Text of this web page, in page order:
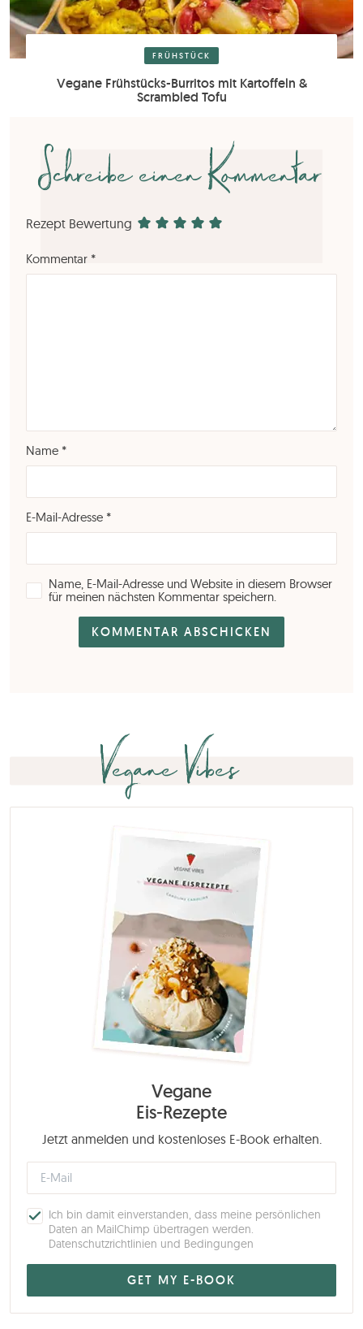
FRÜHSTÜCK
Vegane Frühstücks-Burritos mit Kartoffeln &
Scrambled Tofu
Schreibe einen Kommentar
Rezept Bewertung
Kommentar *
Name *
E-Mail-Adresse *
Name, E-Mail-Adresse und Website in diesem Browser
für meinen nächsten Kommentar speichern.
Vegane Vibes
Vegane
Eis-Rezepte
Jetzt anmelden und kostenloses E-Book erhalten.
Ich bin damit einverstanden, dass meine persönlichen
Daten an MailChimp übertragen werden.
Datenschutzrichtlinien und Bedingungen